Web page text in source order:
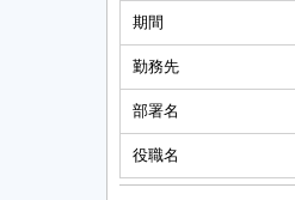
期間
勤務先
部署名
役職名